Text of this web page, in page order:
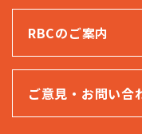
RBCのご案内
ご意見・お問い合